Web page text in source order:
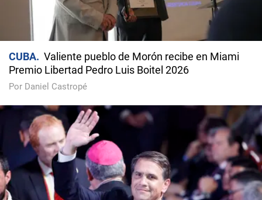
CUBA
Valiente pueblo de Morón recibe en Miami
Premio Libertad Pedro Luis Boitel 2026
Por Daniel Castropé